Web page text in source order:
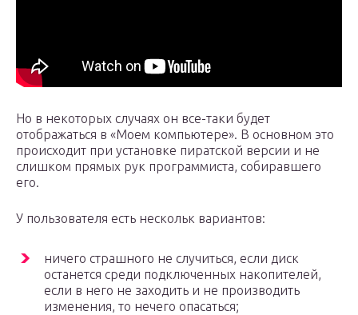
Но в некоторых случаях он все-таки будет
отображаться в «Моем компьютере». В основном это
происходит при установке пиратской версии и не
слишком прямых рук программиста, собиравшего
его.
У пользователя есть нескольк вариантов:
ничего страшного не случиться, если диск
останется среди подключенных накопителей,
если в него не заходить и не производить
изменения, то нечего опасаться;